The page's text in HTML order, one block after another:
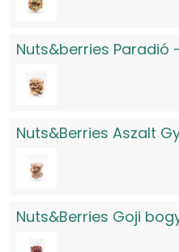
Nuts&berries Paradió
Nuts&Berries Aszalt
Nuts&Berries Goji